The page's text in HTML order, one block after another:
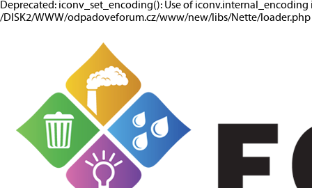
Deprecated: iconv_set_encoding(): Use of iconv.internal_encoding
/DISK2/WWW/odpadoveforum.cz/www/new/libs/Nette/loader.php